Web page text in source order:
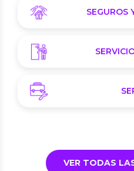
SEGUROS
VER TODAS